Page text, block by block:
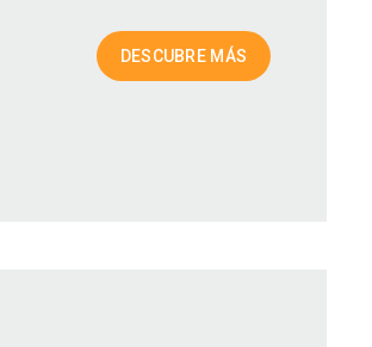
DESCUBRE MÁS